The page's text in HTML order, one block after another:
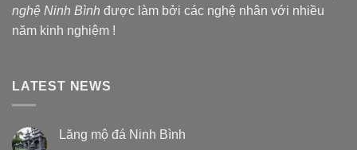
nghệ Ninh Bình được làm bởi các nghệ nhân với nhiều
năm kinh nghiệm !
LATEST NEWS
Lăng mộ đá Ninh Bình